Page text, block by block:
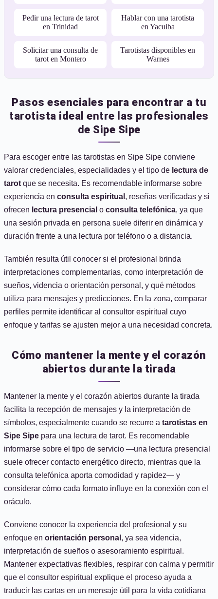
Pedir una lectura de tarot
en Trinidad
Hablar con una tarotista
en Yacuiba
Solicitar una consulta de
tarot en Montero
Tarotistas disponibles en
Warnes
Pasos esenciales para encontrar a tu
tarotista ideal entre las profesionales
de Sipe Sipe
Para escoger entre las tarotistas en Sipe Sipe conviene
valorar credenciales, especialidades y el tipo de lectura de
tarot que se necesita. Es recomendable informarse sobre
experiencia en consulta espiritual , reseñas verificadas y si
ofrecen lectura presencial o consulta telefónica, ya que
una sesión privada en persona suele diferir en dinámica y
duración frente a una lectura por teléfono o a distancia.
También resulta útil conocer si el profesional brinda
interpretaciones complementarias, como interpretación de
sueños, videncia o orientación personal, y qué métodos
utiliza para mensajes y predicciones. En la zona, comparar
perfiles permite identificar al consultor espiritual cuyo
enfoque y tarifas se ajusten mejor a una necesidad concreta.
Cómo mantener la mente y el corazón
abiertos durante la tirada
Mantener la mente y el corazón abiertos durante la tirada
facilita la recepción de mensajes y la interpretación de
símbolos, especialmente cuando se recurre a tarotistas en
Sipe Sipe para una lectura de tarot. Es recomendable
informarse sobre el tipo de servicio —una lectura presencial
suele ofrecer contacto energético directo, mientras que la
consulta telefónica aporta comodidad y rapidez— y
considerar cómo cada formato influye en la conexión con el
oráculo.
Conviene conocer la experiencia del profesional y su
enfoque en orientación personal , ya sea videncia,
interpretación de sueños o asesoramiento espiritual.
Mantener expectativas flexibles, respirar con calma y permitir
que el consultor espiritual explique el proceso ayuda a
traducir las cartas en un mensaje útil para la vida cotidiana